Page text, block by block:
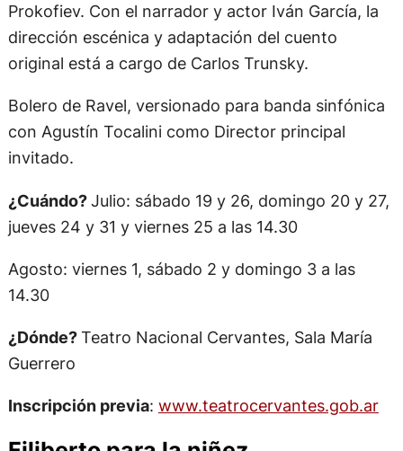
Prokofiev. Con el narrador y actor Iván García, la
dirección escénica y adaptación del cuento
original está a cargo de Carlos Trunsky.
Bolero de Ravel, versionado para banda sinfónica
con Agustín Tocalini como Director principal
invitado.
¿Cuándo?Julio: sábado 19 y 26, domingo 20 y 27,
jueves 24 y 31 y viernes 25 a las 14.30
Agosto: viernes 1, sábado 2 y domingo 3 a las
14.30
¿Dónde?Teatro Nacional Cervantes, Sala María
Guerrero
Inscripción previa: www.teatrocervantes.gob.ar